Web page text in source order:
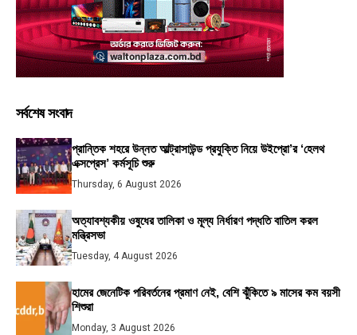
সর্বশেষ সংবাদ
প্রান্তিক শহরে উন্নত আল্ট্রাসাউন্ড প্রযুক্তি নিয়ে উইপ্রো’র ‘হেলথ
এক্সপ্রেস’ কর্মসূচি শুরু
Thursday, 6 August 2026
অত্যাবশ্যকীয় ওষুধের তালিকা ও মূল্য নির্ধারণ পদ্ধতি বাতিল করল
মন্ত্রিসভা
Tuesday, 4 August 2026
হামের জেনেটিক পরিবর্তনের প্রমাণ নেই, বেশি ঝুঁকিতে ৯ মাসের কম বয়সী
শিশুরা
Monday, 3 August 2026